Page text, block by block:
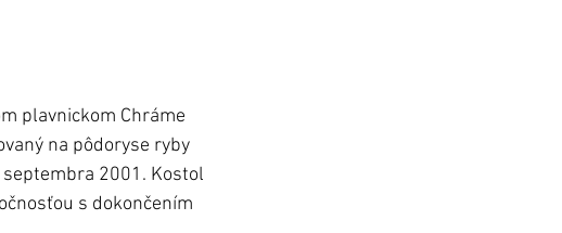
plavnickom Chráme
na pôdoryse ryby
septembra 2001. Kostol
s dokončením